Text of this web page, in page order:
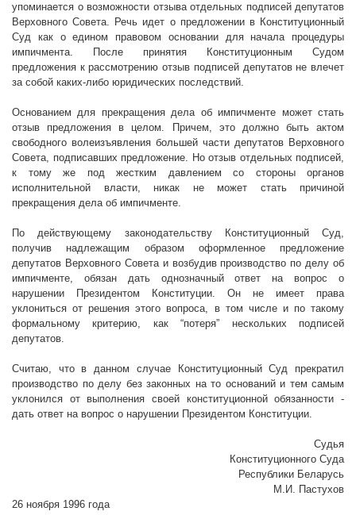
упоминается о возможности отзыва отдельных подписей депутатов
Верховного Совета. Речь идет о предложении в Конституционный
Суд как о едином правовом основании для начала процедуры
импичмента. После принятия Конституционным Судом
предложения к рассмотрению отзыв подписей депутатов не влечет
за собой каких-либо юридических последствий.
Основанием для прекращения дела об импичменте может стать
отзыв предложения в целом. Причем, это должно быть актом
свободного волеизъявления большей части депутатов Верховного
Совета, подписавших предложение. Но отзыв отдельных подписей,
к тому же под жестким давлением со стороны органов
исполнительной власти, никак не может стать причиной
прекращения дела об импичменте.
По действующему законодательству Конституционный Суд,
получив надлежащим образом оформленное предложение
депутатов Верховного Совета и возбудив производство по делу об
импичменте, обязан дать однозначный ответ на вопрос о
нарушении Президентом Конституции. Он не имеет права
уклониться от решения этого вопроса, в том числе и по такому
формальному критерию, как “потеря” нескольких подписей
депутатов.
Считаю, что в данном случае Конституционный Суд прекратил
производство по делу без законных на то оснований и тем самым
уклонился от выполнения своей конституционной обязанности -
дать ответ на вопрос о нарушении Президентом Конституции.
Судья
Конституционного Суда
Республики Беларусь
М.И. Пастухов
26 ноября 1996 года